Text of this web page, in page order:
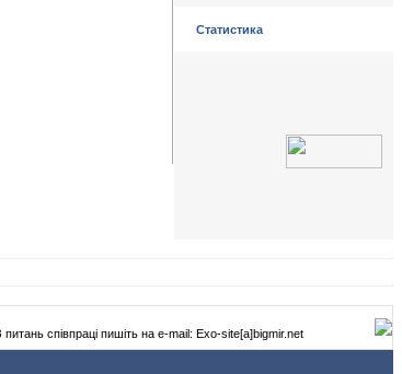
Статистика
питань співпраці пишіть на e-mail: Exo-site[а]bigmir.net